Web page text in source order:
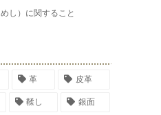
し）に関すること
革 皮革
鞣し 銀面